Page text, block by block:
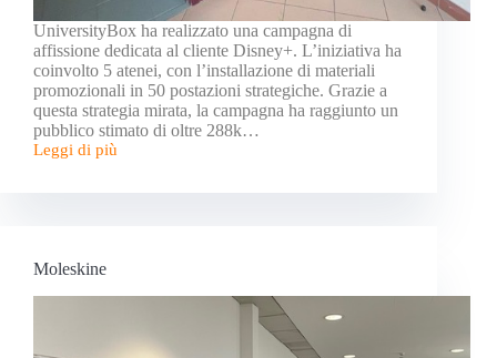
UniversityBox ha realizzato una campagna di
affissione dedicata al cliente Disney+. L’iniziativa ha
coinvolto 5 atenei, con l’installazione di materiali
promozionali in 50 postazioni strategiche. Grazie a
questa strategia mirata, la campagna ha raggiunto un
pubblico stimato di oltre 288k…
Leggi di più
Moleskine